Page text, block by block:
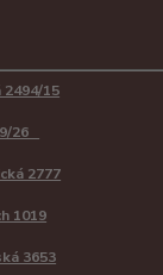
2494/15
26
2777
1019
3653